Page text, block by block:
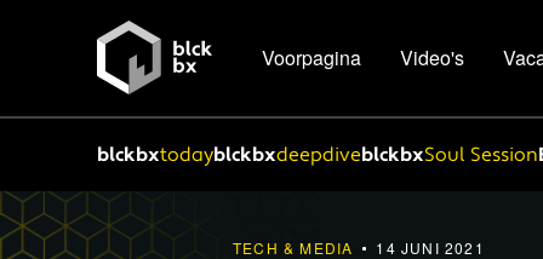
Voorpagina Video's
blckbxtodayblckbxdeepdiveblckbxSoul Session
TECH & MEDIA 14 JUNI 2021